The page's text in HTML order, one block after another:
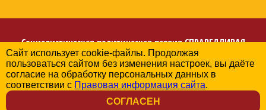
Социалистическая политическая партияСПРАВЕДЛИВАЯ
РОССИЯ
Региональное отделение партии в Чувашской Республике
© 2006-2026
Политика в отношении обработки персональных данных
Сайт использует cookie-файлы. Продолжая
пользоваться сайтом без изменения настроек, вы даёте
согласие на обработку персональных данных в
соответствии с Правовая информация сайта.
СОГЛАСЕН